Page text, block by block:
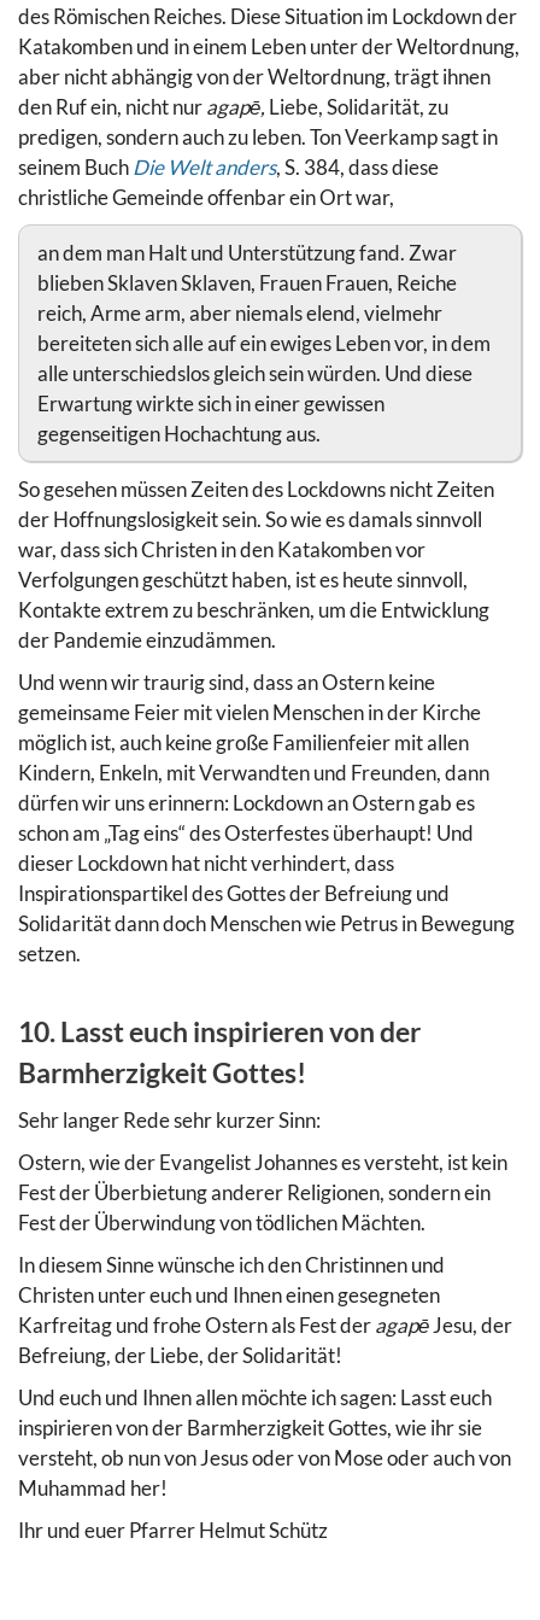
des Römischen Reiches. Diese Situation im Lockdown der
Katakomben und in einem Leben unter der Weltordnung,
aber nicht abhängig von der Weltordnung, trägt ihnen
den Ruf ein, nicht nuragapē, Liebe, Solidarität, zu
predigen, sondern auch zu leben. Ton Veerkamp sagt in
seinem BuchDie Welt anders, S. 384, dass diese
christliche Gemeinde offenbar ein Ort war,
an dem man Halt und Unterstützung fand. Zwar
blieben Sklaven Sklaven, Frauen Frauen, Reiche
reich, Arme arm, aber niemals elend, vielmehr
bereiteten sich alle auf ein ewiges Leben vor, in dem
alle unterschiedslos gleich sein würden. Und diese
Erwartung wirkte sich in einer gewissen
gegenseitigen Hochachtung aus.
So gesehen müssen Zeiten des Lockdowns nicht Zeiten
der Hoffnungslosigkeit sein. So wie es damals sinnvoll
war, dass sich Christen in den Katakomben vor
Verfolgungen geschützt haben, ist es heute sinnvoll,
Kontakte extrem zu beschränken, um die Entwicklung
der Pandemie einzudämmen.
Und wenn wir traurig sind, dass an Ostern keine
gemeinsame Feier mit vielen Menschen in der Kirche
möglich ist, auch keine große Familienfeier mit allen
Kindern, Enkeln, mit Verwandten und Freunden, dann
dürfen wir uns erinnern: Lockdown an Ostern gab es
schon am „Tag eins“ des Osterfestes überhaupt! Und
dieser Lockdown hat nicht verhindert, dass
Inspirationspartikel des Gottes der Befreiung und
Solidarität dann doch Menschen wie Petrus in Bewegung
setzen.
10. Lasst euch inspirieren von der
Barmherzigkeit Gottes!
Sehr langer Rede sehr kurzer Sinn:
Ostern, wie der Evangelist Johannes es versteht, ist kein
Fest der Überbietung anderer Religionen, sondern ein
Fest der Überwindung von tödlichen Mächten.
In diesem Sinne wünsche ich den Christinnen und
Christen unter euch und Ihnen einen gesegneten
Karfreitag und frohe Ostern als Fest deragapēJesu, der
Befreiung, der Liebe, der Solidarität!
Und euch und Ihnen allen möchte ich sagen: Lasst euch
inspirieren von der Barmherzigkeit Gottes, wie ihr sie
versteht, ob nun von Jesus oder von Mose oder auch von
Muhammad her!
Ihr und euer Pfarrer Helmut Schütz